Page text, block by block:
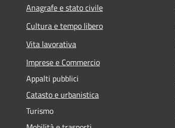
Anagrafe e stato civile
Cultura e tempo libero
Vita lavorativa
Imprese e Commercio
Appalti pubblici
Catasto e urbanistica
Turismo